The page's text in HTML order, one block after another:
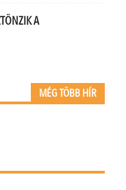
A
MÉG TÖBB HÍR